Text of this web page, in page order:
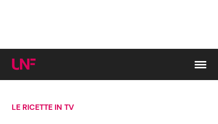
Cerca:
LE RICETTE IN TV